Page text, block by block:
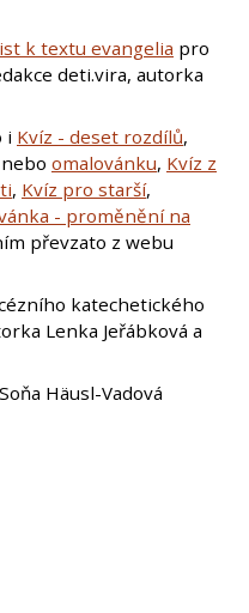
k textu evangelia pro
deti.vira, autorka
i Kvíz - deset rozdílů,
nebo omalovánku, Kvíz z
, Kvíz pro starší,
- proměnění na
převzato z webu
katechetického
Lenka Jeřábková a
Häusl-Vadová